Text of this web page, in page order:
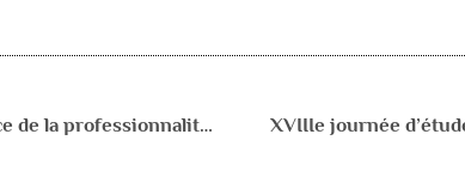
Rôle et reconnaissance de la professionnalité du psychologue XVIIIe journée